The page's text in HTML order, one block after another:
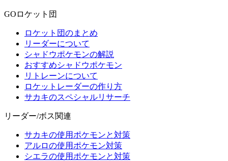
GOロケット団
ロケット団のまとめ
リーダーについて
シャドウポケモンの解説
おすすめシャドウポケモン
リトレーンについて
ロケットレーダーの作り方
サカキのスペシャルリサーチ
リーダー/ボス関連
サカキの使用ポケモンと対策
アルロの使用ポケモン対策
シエラの使用ポケモンと対策